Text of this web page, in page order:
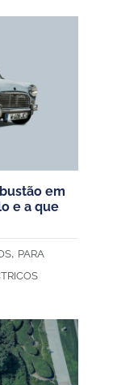
em
e a que
, PARA